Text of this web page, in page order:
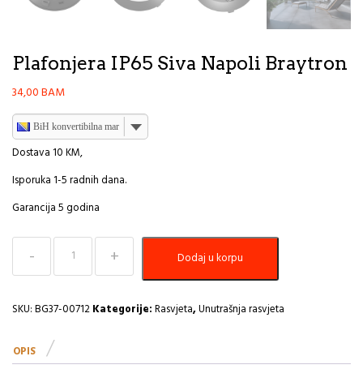
Plafonjera IP65 Siva Napoli Braytron
34,00BAM
BiH konvertibilna marka
Dostava 10 KM,
Isporuka 1-5 radnih dana.
Garancija 5 godina
Plafonjera
Siva
Braytron
Dodaj u korpu
SKU:BG37-00712Kategorije:Rasvjeta,Unutrašnja rasvjeta
OPIS